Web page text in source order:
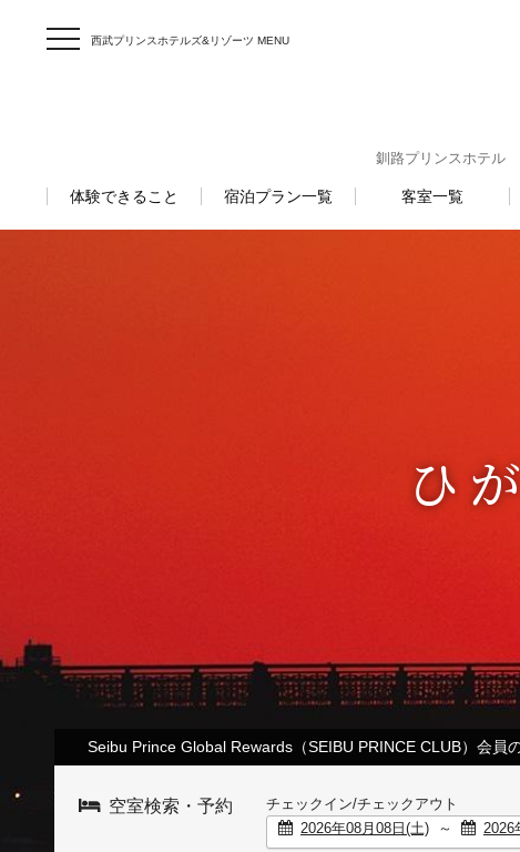
西武プリンスホテルズ&リゾーツ MENU
釧路プリンスホテル
体験できること 宿泊プラン一覧 客室一覧
ひ
Seibu Prince Global Rewards（SEIBU PRINCE CLUB）会員
空室検索・予約
チェックイン/チェックアウト
～